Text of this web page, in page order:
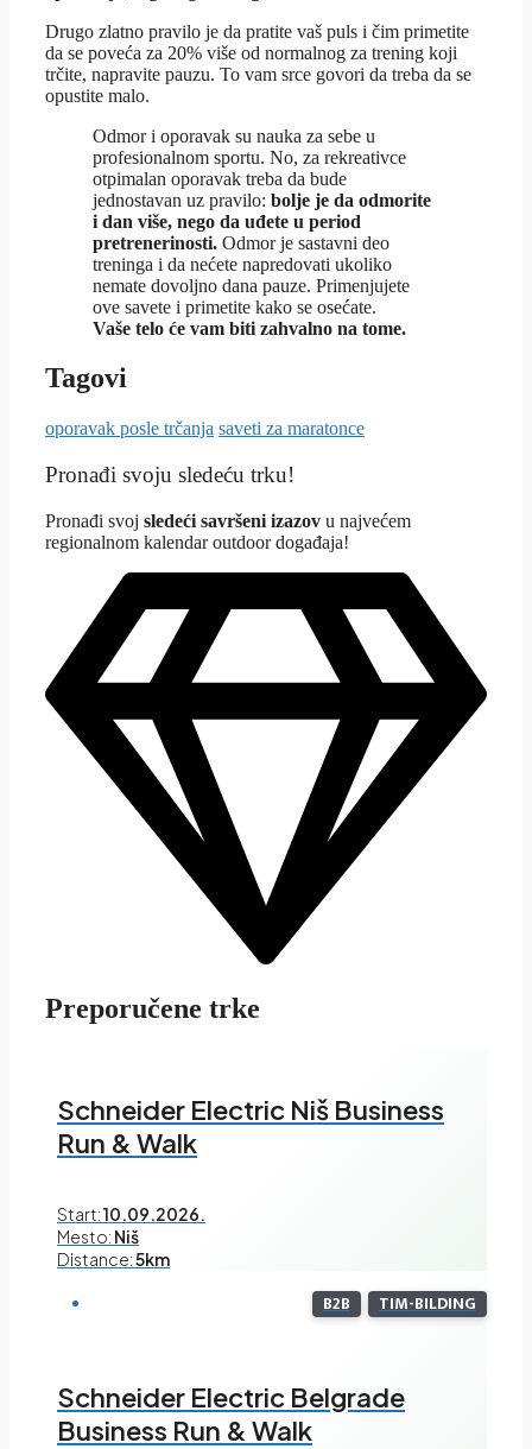
Drugo zlatno pravilo je da pratite vaš puls i čim primetite
da se poveća za 20% više od normalnog za trening koji
trčite, napravite pauzu. To vam srce govori da treba da se
opustite malo.
Odmor i oporavak su nauka za sebe u
profesionalnom sportu. No, za rekreativce
otpimalan oporavak treba da bude
jednostavan uz pravilo: bolje je da odmorite
i dan više, nego da uđete u period
pretrenerinosti. Odmor je sastavni deo
treninga i da nećete napredovati ukoliko
nemate dovoljno dana pauze. Primenjujete
ove savete i primetite kako se osećate.
Vaše telo će vam biti zahvalno na tome.
Tagovi
oporavak posle trčanja saveti za maratonce
Pronađi svoju sledeću trku!
Pronađi svoj sledeći savršeni izazov u najvećem
regionalnom kalendar outdoor događaja!
Preporučene trke
Schneider Electric Niš Business
Run & Walk
Start:10.09.2026.
Mesto: Niš
Distance:5km
B2B TIM-BILDING
Schneider Electric Belgrade
Business Run & Walk